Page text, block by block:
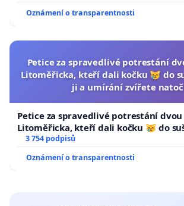
Oznámení o transparentnosti
Petice za spravedlivé potrestání
Litoměřicka, kteří dali kočku 😿 do
ji a umírání zvířete
Petice za spravedlivé potrestání
Litoměřicka, kteří dali kočku 😿 do
a umírání zvířete natočili.
3 754 podpisů
Oznámení o transparentnosti